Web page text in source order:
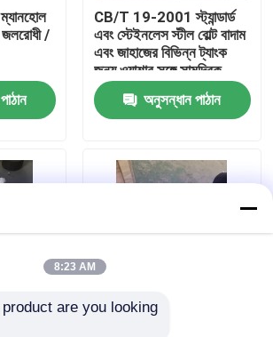
করুন
/
CB/T 19-2001 স্ট্যান্ডার্ড
এবং স্টেইনলেস স্টীল বোল্ট বাদাম
এবং জাহাজের বিভিন্ন ট্যাংক
জন্য ওয়াশার সঙ্গে সামুদ্রিক
Manhole কভার
অনুসন্ধান পাঠান
8:23 AM
are you looking